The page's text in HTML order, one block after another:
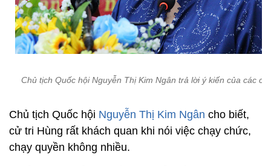
Chủ tịch Quốc hội Nguyễn Thị Kim Ngân trả lời ý kiến của các
Chủ tịch Quốc hội Nguyễn Thị Kim Ngân cho biết,
cử tri Hùng rất khách quan khi nói việc chạy chức,
chạy quyền không nhiều.